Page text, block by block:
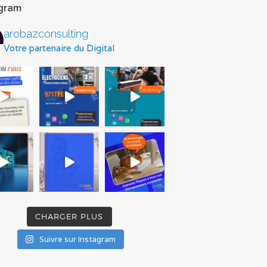
arobazconsulting
Votre partenaire du Digital
CHARGER PLUS
Suivre sur Instagram